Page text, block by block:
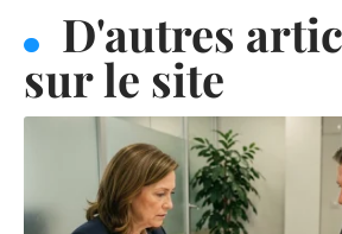
D'autres
sur le site